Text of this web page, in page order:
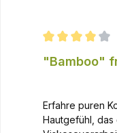
"Bamboo"
Erfahre puren
Hautgefühl,